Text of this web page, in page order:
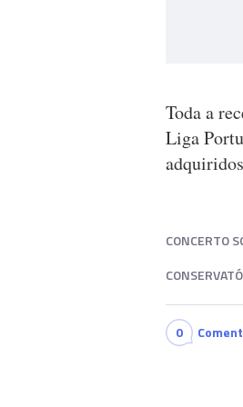
Toda a
Liga
CONCERTO
0